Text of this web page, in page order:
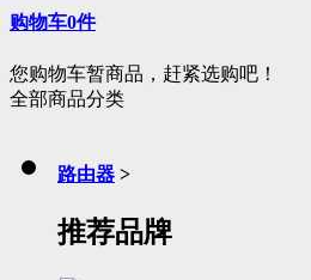
购物车0件
您购物车暂商品，赶紧选购吧！
全部商品分类
路由器 >
推荐品牌